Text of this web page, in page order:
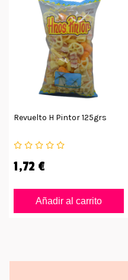
Revuelto H Pintor 125grs
1,72 €
Añadir al carrito